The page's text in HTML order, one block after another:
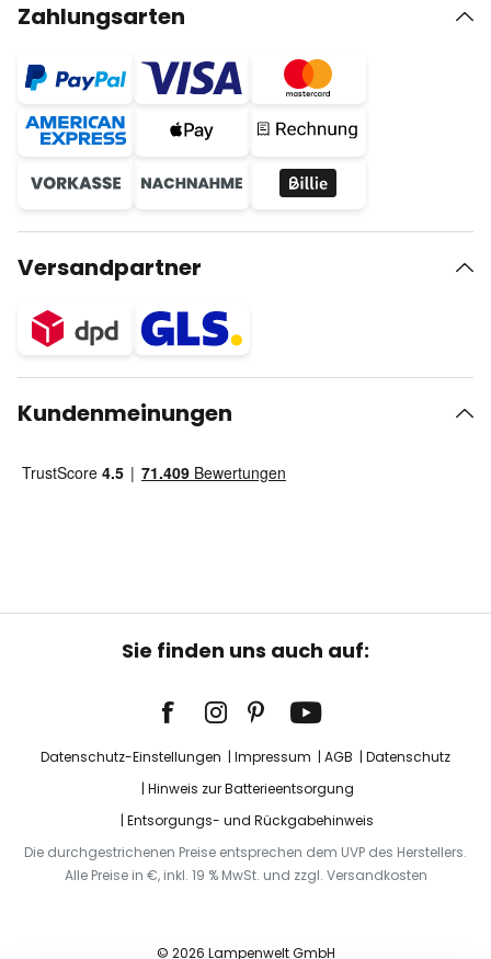
Zahlungsarten
Versandpartner
Kundenmeinungen
Sie finden uns auch auf:
Datenschutz-Einstellungen Impressum AGB
Datenschutz
Hinweis zur Batterieentsorgung
Entsorgungs- und Rückgabehinweis
Die durchgestrichenen Preise entsprechen dem UVP des Herstellers.
Alle Preise in €, inkl. 19 % MwSt. und zzgl. Versandkosten
© 2026 Lampenwelt GmbH